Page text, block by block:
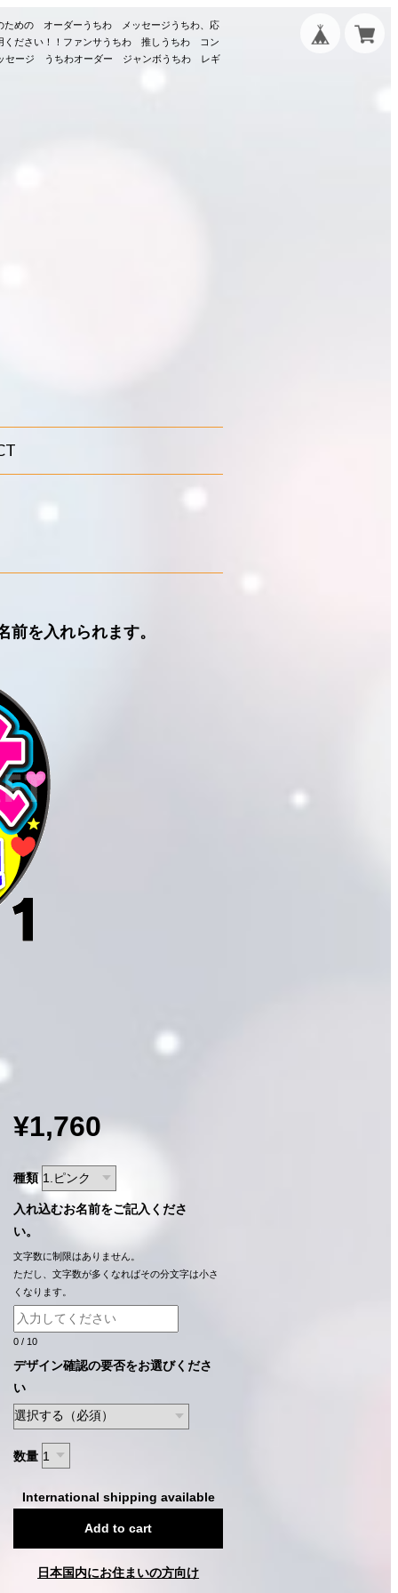
めの オーダーうちわ メッセージうちわ、応
ください！！ファンサうちわ 推しうちわ コン
セージ うちわオーダー ジャンボうちわ レギ
を入れられます。
¥1,760
種類
入れ込むお名前をご記入くださ
い。
文字数に制限はありません。
ただし、文字数が多くなればその分文字は小さ
くなります。
0 / 10
デザイン確認の要否をお選びくださ
い
数量
International shipping available
Add to cart
日本国内にお住まいの方向け